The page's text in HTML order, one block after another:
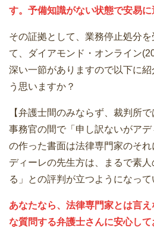
す。予備知識がない状態で安易に
その証拠として、業務停止処分
て、ダイアモンド・オンライン
深い一節がありますので以下に
う思いますか？
【弁護士間のみならず、裁判所
事務官の間で「申し訳ないがアデ
の作った書面は法律専門家のそ
ディーレの先生方は、まるで素人
る」との評判が立つようになって
あなたなら、法律専門家とは言
な質問する弁護士さんに安心し